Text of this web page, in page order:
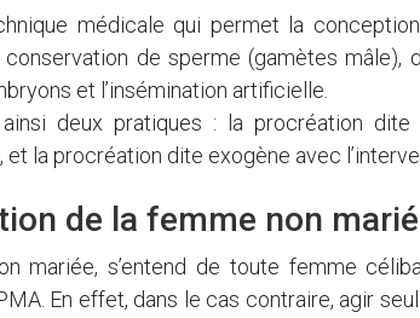
médicale qui permet la
de sperme (gamètes mâle),
et l’insémination artificielle.
deux pratiques : la procréation
et la procréation dite exogène avec
de la femme non
mariée, s’entend de toute femme
En effet, dans le cas contraire, agir